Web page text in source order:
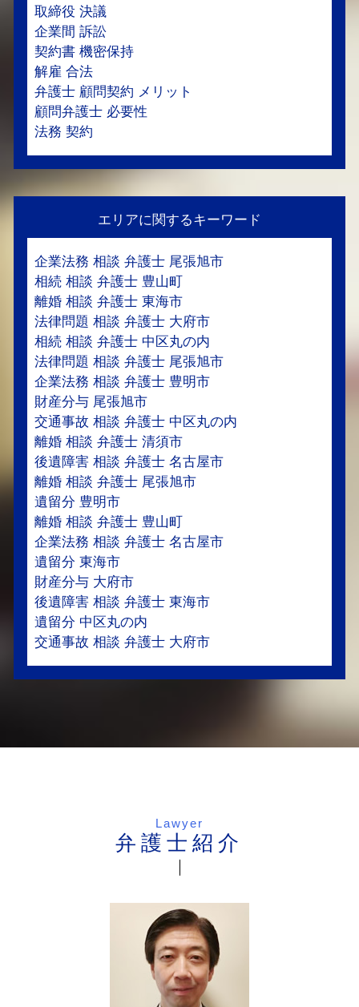
取締役 決議
企業間 訴訟
契約書 機密保持
解雇 合法
弁護士 顧問契約 メリット
顧問弁護士 必要性
法務 契約
エリアに関するキーワード
企業法務 相談 弁護士 尾張旭市
相続 相談 弁護士 豊山町
離婚 相談 弁護士 東海市
法律問題 相談 弁護士 大府市
相続 相談 弁護士 中区丸の内
法律問題 相談 弁護士 尾張旭市
企業法務 相談 弁護士 豊明市
財産分与 尾張旭市
交通事故 相談 弁護士 中区丸の内
離婚 相談 弁護士 清須市
後遺障害 相談 弁護士 名古屋市
離婚 相談 弁護士 尾張旭市
遺留分 豊明市
離婚 相談 弁護士 豊山町
企業法務 相談 弁護士 名古屋市
遺留分 東海市
財産分与 大府市
後遺障害 相談 弁護士 東海市
遺留分 中区丸の内
交通事故 相談 弁護士 大府市
Lawyer
弁護士紹介